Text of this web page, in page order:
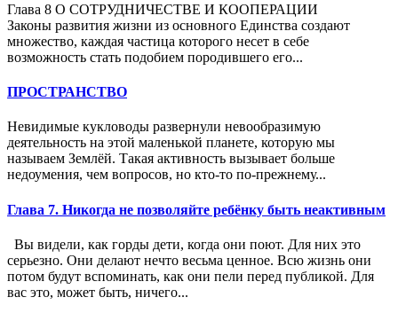
Глава 8 О СОТРУДНИЧЕСТВЕ И КООПЕРАЦИИ
Законы развития жизни из основного Единства создают
множество, каждая частица которого несет в себе
возможность стать подобием породившего его...
ПРОСТРАНСТВО
Невидимые кукловоды развернули невообразимую
деятельность на этой маленькой планете, которую мы
называем Землёй. Такая активность вызывает больше
недоумения, чем вопросов, но кто-то по-прежнему...
Глава 7. Никогда не позволяйте ребёнку быть неактивным
Вы видели, как горды дети, когда они поют. Для них это
серьезно. Они делают нечто весьма ценное. Всю жизнь они
потом будут вспоминать, как они пели перед публикой. Для
вас это, может быть, ничего...